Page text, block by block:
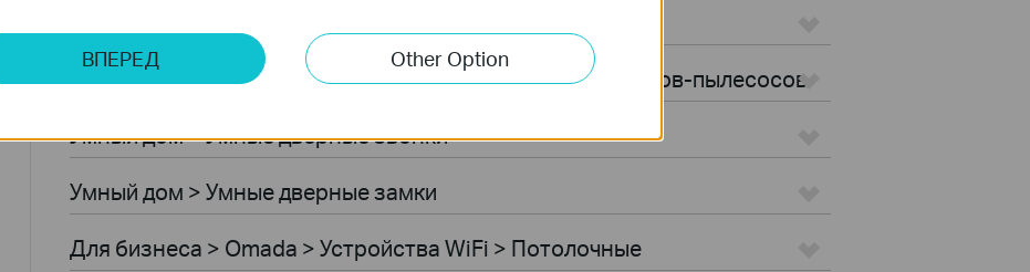
Умный дом > Роботы-пылесосы > Аксессуары для роботов-пылесосов
Умный дом > Умные дверные звонки
Умный дом > Умные дверные замки
Для бизнеса > Omada > Устройства WiFi > Потолочные
ВПЕРЕД Other Option